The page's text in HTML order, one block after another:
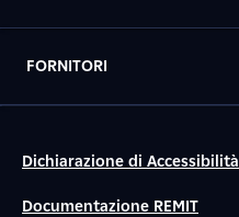
FORNITORI
Dichiarazione di Accessibilità
Documentazione REMIT